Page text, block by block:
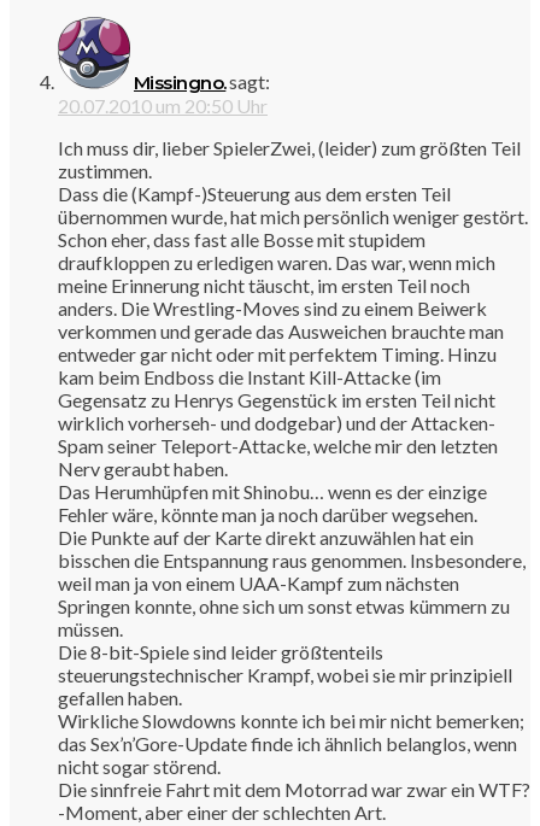
Missingno.sagt:
20.07.2010 um 20:50 Uhr
Ich muss dir, lieber SpielerZwei, (leider) zum größten Teil
zustimmen.
Dass die (Kampf-)Steuerung aus dem ersten Teil
übernommen wurde, hat mich persönlich weniger gestört.
Schon eher, dass fast alle Bosse mit stupidem
draufkloppen zu erledigen waren. Das war, wenn mich
meine Erinnerung nicht täuscht, im ersten Teil noch
anders. Die Wrestling-Moves sind zu einem Beiwerk
verkommen und gerade das Ausweichen brauchte man
entweder gar nicht oder mit perfektem Timing. Hinzu
kam beim Endboss die Instant Kill-Attacke (im
Gegensatz zu Henrys Gegenstück im ersten Teil nicht
wirklich vorherseh- und dodgebar) und der Attacken-
Spam seiner Teleport-Attacke, welche mir den letzten
Nerv geraubt haben.
Das Herumhüpfen mit Shinobu… wenn es der einzige
Fehler wäre, könnte man ja noch darüber wegsehen.
Die Punkte auf der Karte direkt anzuwählen hat ein
bisschen die Entspannung raus genommen. Insbesondere,
weil man ja von einem UAA-Kampf zum nächsten
Springen konnte, ohne sich um sonst etwas kümmern zu
müssen.
Die 8-bit-Spiele sind leider größtenteils
steuerungstechnischer Krampf, wobei sie mir prinzipiell
gefallen haben.
Wirkliche Slowdowns konnte ich bei mir nicht bemerken;
das Sex’n’Gore-Update finde ich ähnlich belanglos, wenn
nicht sogar störend.
Die sinnfreie Fahrt mit dem Motorrad war zwar ein WTF?
-Moment, aber einer der schlechten Art.